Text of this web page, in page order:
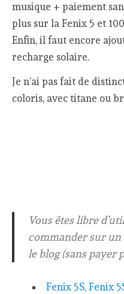
musique + paiement
plus sur la Fenix 5 et
Enfin, il faut encore
recharge solaire.
Je n’ai pas fait de
coloris, avec titane ou
Vous êtes libre
commander sur
le blog (sans payer
Fenix 5S, Fenix